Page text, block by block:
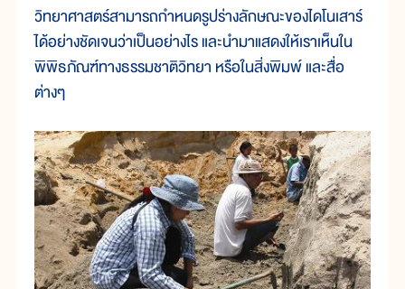
วิทยาศาสตร์สามารถกำหนดรูปร่างลักษณะของไดโนเสาร์
ได้อย่างชัดเจนว่าเป็นอย่างไร และนำมาแสดงให้เราเห็นใน
พิพิธภัณฑ์ทางธรรมชาติวิทยา หรือในสิ่งพิมพ์ และสื่อ
ต่างๆ